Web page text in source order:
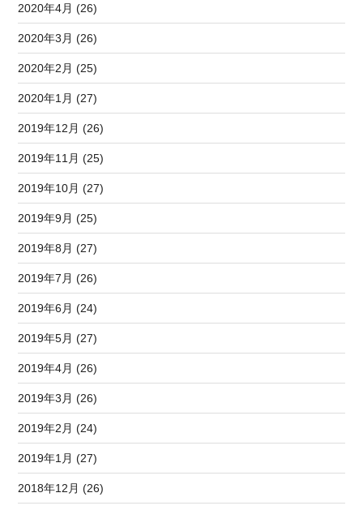
2020年4月 (26)
2020年3月 (26)
2020年2月 (25)
2020年1月 (27)
2019年12月 (26)
2019年11月 (25)
2019年10月 (27)
2019年9月 (25)
2019年8月 (27)
2019年7月 (26)
2019年6月 (24)
2019年5月 (27)
2019年4月 (26)
2019年3月 (26)
2019年2月 (24)
2019年1月 (27)
2018年12月 (26)